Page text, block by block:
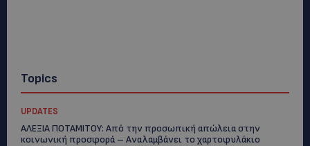
Topics
UPDATES
ΑΛΕΞΙΑ ΠΟΤΑΜΙΤΟΥ: Από την προσωπική απώλεια στην
κοινωνική προσφορά – Αναλαμβάνει το χαρτοφυλάκιο